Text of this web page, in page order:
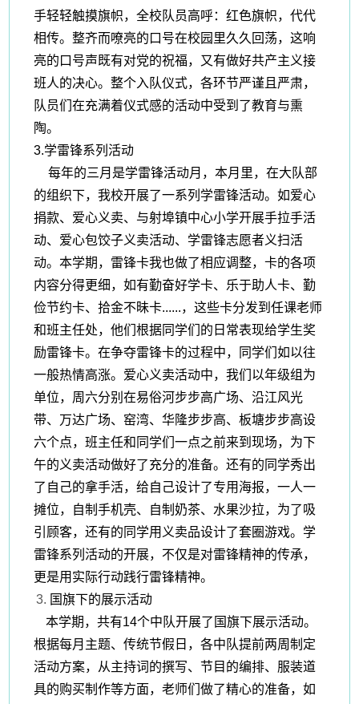
手轻轻触摸旗帜，全校队员高呼：红色旗帜，代代
相传。整齐而嘹亮的口号在校园里久久回荡，这响
亮的口号声既有对党的祝福，又有做好共产主义接
班人的决心。整个入队仪式，各环节严谨且严肃，
队员们在充满着仪式感的活动中受到了教育与熏
陶。
3.学雷锋系列活动
每年的三月是学雷锋活动月，本月里，在大队部
的组织下，我校开展了一系列学雷锋活动。如爱心
捐款、爱心义卖、与射埠镇中心小学开展手拉手活
动、爱心包饺子义卖活动、学雷锋志愿者义扫活
动。本学期，雷锋卡我也做了相应调整，卡的各项
内容分得更细，如有勤奋好学卡、乐于助人卡、勤
俭节约卡、拾金不昧卡......，这些卡分发到任课老师
和班主任处，他们根据同学们的日常表现给学生奖
励雷锋卡。在争夺雷锋卡的过程中，同学们如以往
一般热情高涨。爱心义卖活动中，我们以年级组为
单位，周六分别在易俗河步步高广场、沿江风光
带、万达广场、窑湾、华隆步步高、板塘步步高设
六个点，班主任和同学们一点之前来到现场，为下
午的义卖活动做好了充分的准备。还有的同学秀出
了自己的拿手活，给自己设计了专用海报，一人一
摊位，自制手机壳、自制奶茶、水果沙拉，为了吸
引顾客，还有的同学用义卖品设计了套圈游戏。学
雷锋系列活动的开展，不仅是对雷锋精神的传承，
更是用实际行动践行雷锋精神。
国旗下的展示活动
本学期，共有14个中队开展了国旗下展示活动。
根据每月主题、传统节假日，各中队提前两周制定
活动方案，从主持词的撰写、节目的编排、服装道
具的购买制作等方面，老师们做了精心的准备，如